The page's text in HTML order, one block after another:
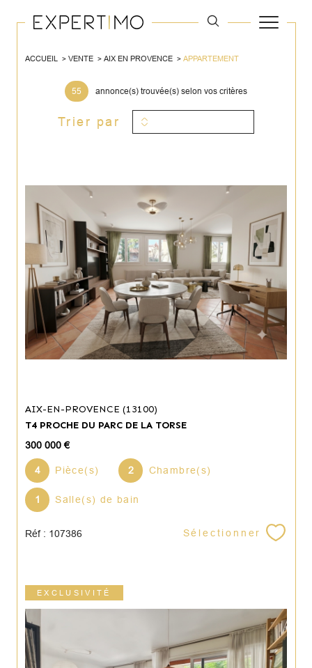
ACCUEIL VENTE AIX EN PROVENCE APPARTEMENT
55 annonce(s) trouvée(s) selon vos critères
Trier par
AIX-EN-PROVENCE (13100)
T4 PROCHE DU PARC DE LA TORSE
300 000 €
4 Pièce(s) 2 Chambre(s)
1 Salle(s) de bain
Réf : 107386 Sélectionner
EXCLUSIVITÉ